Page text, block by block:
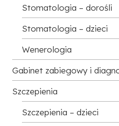
Stomatologia – dorośli
Stomatologia – dzieci
Wenerologia
Gabinet zabiegowy i
Szczepienia
Szczepienia – dzieci